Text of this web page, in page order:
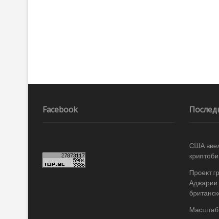
Facebook
США
Проект
Аджарии